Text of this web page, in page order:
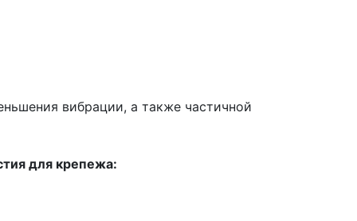
вибрации, а также частичной
для крепежа: